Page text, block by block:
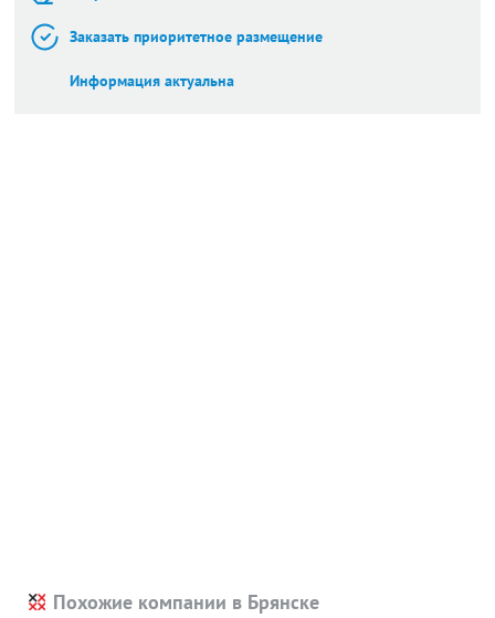
Заказать приоритетное размещение
Информация актуальна
Похожие компании в Брянске